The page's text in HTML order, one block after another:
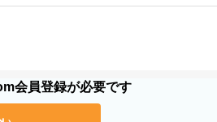
会員登録が必要です